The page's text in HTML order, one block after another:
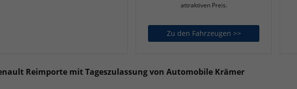
attraktiven Preis.
Zu den Fahrzeugen >>
Reimporte mit Tageszulassung von Automobile Krämer